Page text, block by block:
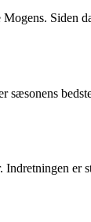
Siden
er